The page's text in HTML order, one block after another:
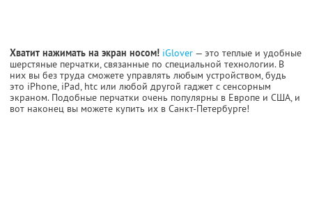
Хватит нажимать на экран носом! iGlover — это теплые и удобные
шерстяные перчатки, связанные по специальной технологии. В
них вы без труда сможете управлять любым устройством, будь
это iPhone, iPad, htc или любой другой гаджет с сенсорным
экраном. Подобные перчатки очень популярны в Европе и США, и
вот наконец вы можете купить их в Санкт-Петербурге!